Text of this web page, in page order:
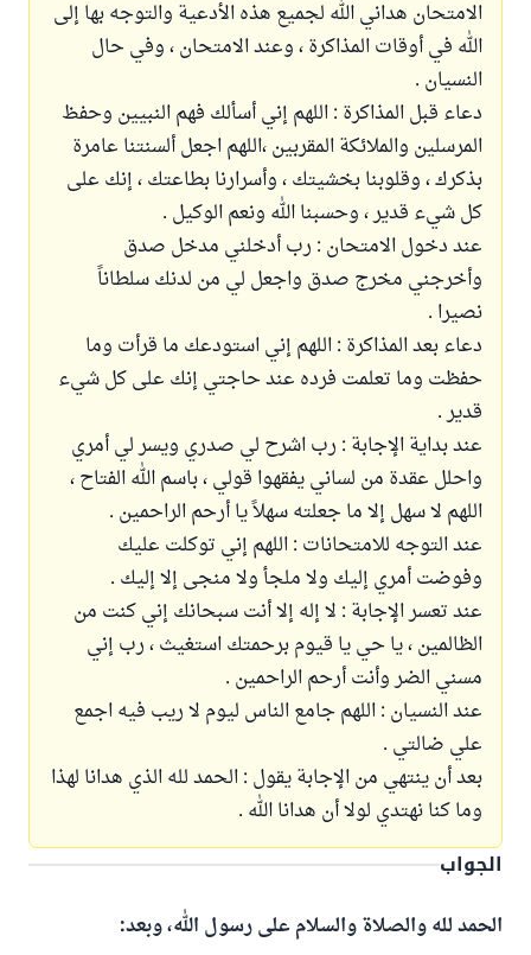
الامتحان هداني الله لجميع هذه الأدعية والتوجه بها إلى
الله في أوقات المذاكرة ، وعند الامتحان ، وفي حال
النسيان .
دعاء قبل المذاكرة : اللهم إني أسألك فهم النبيين وحفظ
المرسلين والملائكة المقربين ،اللهم اجعل ألسنتنا عامرة
بذكرك ، وقلوبنا بخشيتك ، وأسرارنا بطاعتك ، إنك على
كل شيء قدير ، وحسبنا الله ونعم الوكيل .
عند دخول الامتحان : رب أدخلني مدخل صدق
وأخرجني مخرج صدق واجعل لي من لدنك سلطاناً
نصيرا .
دعاء بعد المذاكرة : اللهم إني استودعك ما قرأت وما
حفظت وما تعلمت فرده عند حاجتي إنك على كل شيء
قدير .
عند بداية الإجابة : رب اشرح لي صدري ويسر لي أمري
واحلل عقدة من لساني يفقهوا قولي ، باسم الله الفتاح ،
اللهم لا سهل إلا ما جعلته سهلاً يا أرحم الراحمين .
عند التوجه للامتحانات : اللهم إني توكلت عليك
وفوضت أمري إليك ولا ملجأ ولا منجى إلا إليك .
عند تعسر الإجابة : لا إله إلا أنت سبحانك إني كنت من
الظالمين ، يا حي يا قيوم برحمتك استغيث ، رب إني
مسني الضر وأنت أرحم الراحمين .
عند النسيان : اللهم جامع الناس ليوم لا ريب فيه اجمع
علي ضالتي .
بعد أن ينتهي من الإجابة يقول : الحمد لله الذي هدانا لهذا
وما كنا نهتدي لولا أن هدانا الله .
الجواب
الحمد لله والصلاة والسلام على رسول الله، وبعد: